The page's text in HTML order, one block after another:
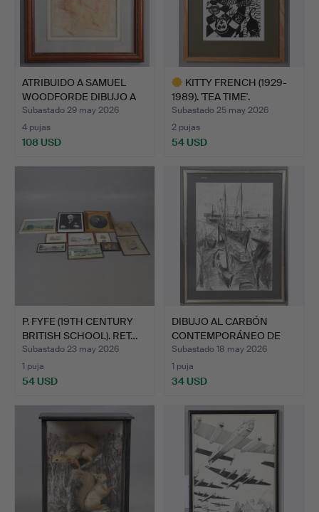
ATRIBUIDO A SAMUEL
WOODFORDE DIBUJO A
SANG…
Subastado 29 may 2026
4 pujas
108 USD
KITTY FRENCH (1929-
1989). 'TEA TIME'.
Subastado 25 may 2026
2 pujas
54 USD
seleccionado
P. FYFE (19TH CENTURY
BRITISH SCHOOL). RET…
Subastado 23 may 2026
1 puja
54 USD
DIBUJO AL CARBÓN
CONTEMPORÁNEO DE
UNA ESCE…
Subastado 18 may 2026
1 puja
34 USD